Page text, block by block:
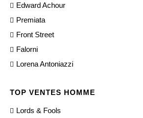
Edward Achour
Premiata
Front Street
Falorni
Lorena Antoniazzi
TOP VENTES HOMME
Lords & Fools